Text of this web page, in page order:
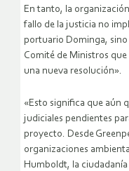
En tanto, la
fallo de la justicia no
portuario Dominga, sino
Comité de Ministros
una nueva resolución».
«Esto significa que aún
judiciales pendientes
proyecto. Desde
organizaciones
Humboldt, la